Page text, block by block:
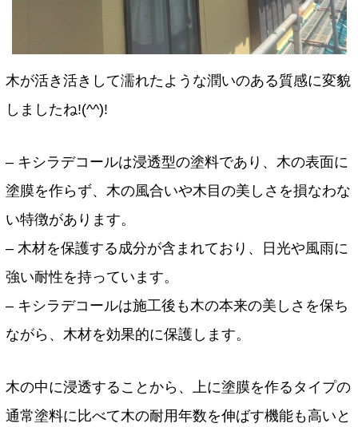
木が活き活きして濡れたような潤いのある質感に変貌
しましたね!(^^)!
– キシラデコールは浸透型の塗料であり、木の表面に
塗膜を作らず、木の風合いや木目の美しさを損なわな
い特徴があります。
– 木材を保護する成分が含まれており、日光や風雨に
強い耐性を持っています。
– キシラデコールは施工後も木の本来の美しさを保ち
ながら、木材を効果的に保護します。
木の中に浸透することから、上に塗膜を作るタイプの
通常塗料に比べて木の耐用年数を伸ばす機能も高いと